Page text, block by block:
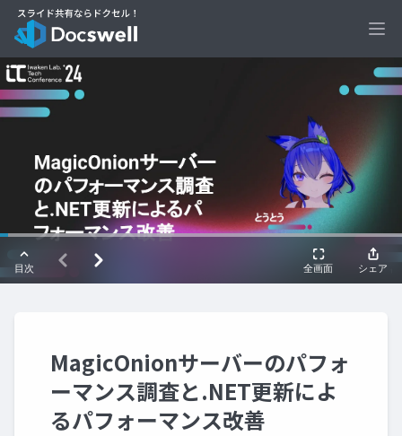
MagicOnionサーバーのパフォ
ーマンス調査と.NET更新によ
るパフォーマンス改善